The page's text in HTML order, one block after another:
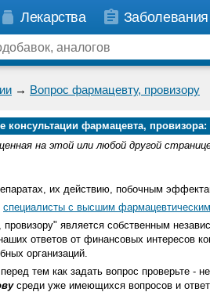
Лекарства Заболевания
→ Вопрос фармацевту, провизору
консультации фармацевта, провизора:
на этой или любой другой
их действию, побочным
специалисты с высшим
провизору" является собственным
ответов от финансовых интересов
организаций.
тем как задать вопрос проверьте -
среди уже имеющихся вопросов и